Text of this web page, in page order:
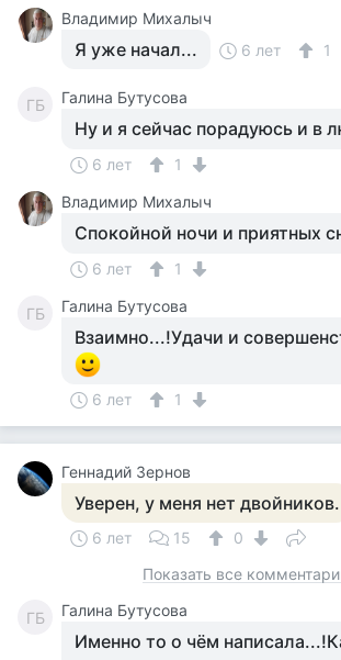
Владимир Михалыч
Я уже начал... 6 лет 1
ГБ Галина Бутусова
Ну и я сейчас порадуюсь и в
6 лет
1
Владимир Михалыч
Спокойной ночи и приятных
6 лет 1
ГБ Галина Бутусова
Взаимно...!Удачи и
6 лет 1
Геннадий Зернов
Уверен, у меня нет двойников.
6 лет 15
0
Показать все
ГБ Галина Бутусова
Именно то о чём